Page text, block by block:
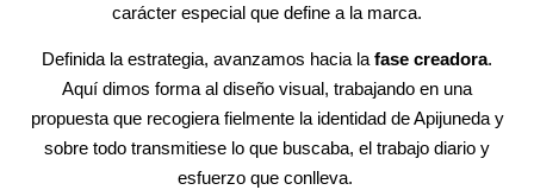
carácter especial que define a la marca.
Definida la estrategia, avanzamos hacia la fase creadora.
Aquí dimos forma al diseño visual, trabajando en una
propuesta que recogiera fielmente la identidad de Apijuneda y
sobre todo transmitiese lo que buscaba, el trabajo diario y
esfuerzo que conlleva.